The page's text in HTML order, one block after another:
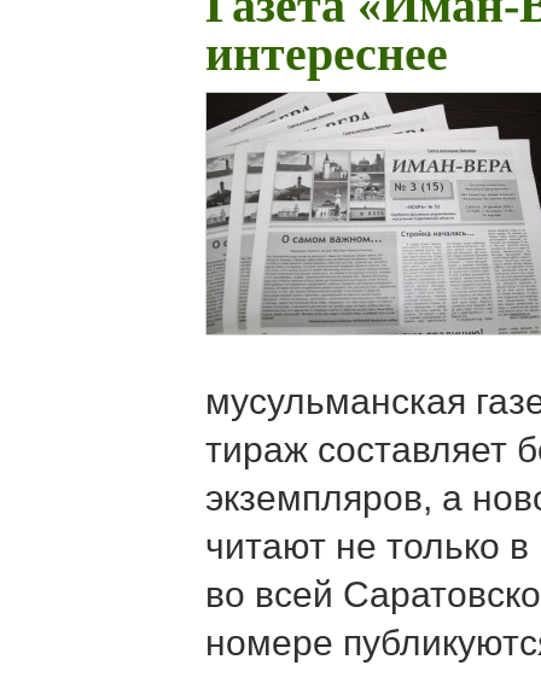
интереснее
мусульманская
тираж составляет
экземпляров, а
читают не только
во всей
номере